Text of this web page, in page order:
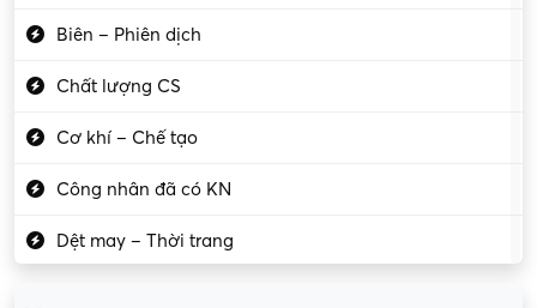
Biên – Phiên dịch
Chất lượng CS
Cơ khí – Chế tạo
Công nhân đã có KN
Dệt may – Thời trang